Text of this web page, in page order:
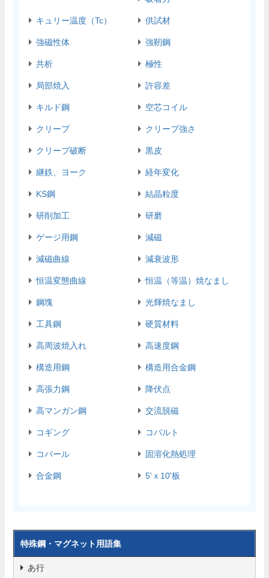
キュリー温度（Tc） 供試材
強磁性体 強靭鋼
共析 極性
局部焼入 許容差
キルド鋼 空芯コイル
クリープ クリープ強さ
クリープ破断 黒皮
継鉄、ヨーク 経年変化
KS鋼 結晶粒度
研削加工 研磨
ゲージ用鋼 減磁
減磁曲線 減衰波形
恒温変態曲線 恒温（等温）焼なまし
鋼塊 光輝焼なまし
工具鋼 硬質材料
高周波焼入れ 高速度鋼
構造用鋼 構造用合金鋼
高張力鋼 降伏点
高マンガン鋼 交流脱磁
コギング コバルト
コバール 固溶化熱処理
合金鋼 5'ｘ10'板
特殊鋼・マグネット用語集
あ行